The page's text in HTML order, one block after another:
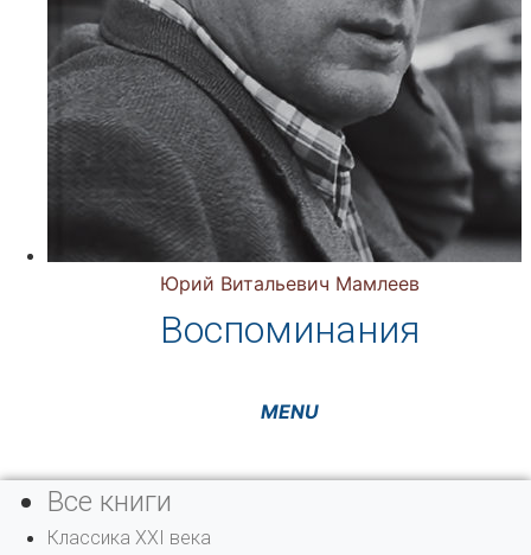
Юрий Витальевич Мамлеев
Воспоминания
Все книги
Классика XXI века